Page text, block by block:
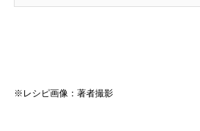
※レシピ画像：著者撮影